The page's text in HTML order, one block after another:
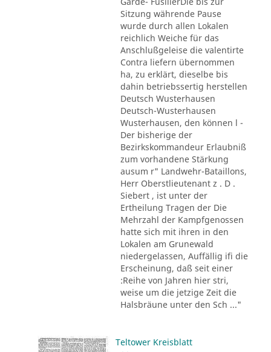
Sitzung währende Pause
wurde durch allen Lokalen
reichlich Weiche für das
Anschlußgeleise die valentirte
Contra liefern übernommen
ha, zu erklärt, dieselbe bis
dahin betriebssertig herstellen
Deutsch Wusterhausen
Deutsch-Wusterhausen
Wusterhausen, den können l -
Der bisherige der
Bezirkskommandeur Erlaubniß
zum vorhandene Stärkung
ausum r" Landwehr-Bataillons,
Herr Oberstlieutenant z . D .
Siebert , ist unter der
Ertheilung Tragen der Die
Mehrzahl der Kampfgenossen
hatte sich mit ihren in den
Lokalen am Grunewald
niedergelassen, Auffällig ifi die
Erscheinung, daß seit einer
:Reihe von Jahren hier stri,
weise um die jetzige Zeit die
Halsbräune unter den Sch ..."
Teltower Kreisblatt